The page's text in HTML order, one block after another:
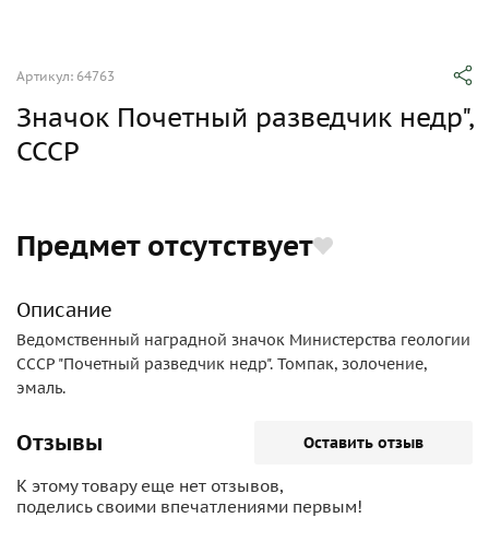
Артикул: 64763
Значок Почетный разведчик недр",
СССР
Предмет отсутствует
Описание
Ведомственный наградной значок Министерства геологии
СССР "Почетный разведчик недр". Томпак, золочение,
эмаль.
Отзывы Оставить отзыв
К этому товару еще нет отзывов,
поделись своими впечатлениями первым!